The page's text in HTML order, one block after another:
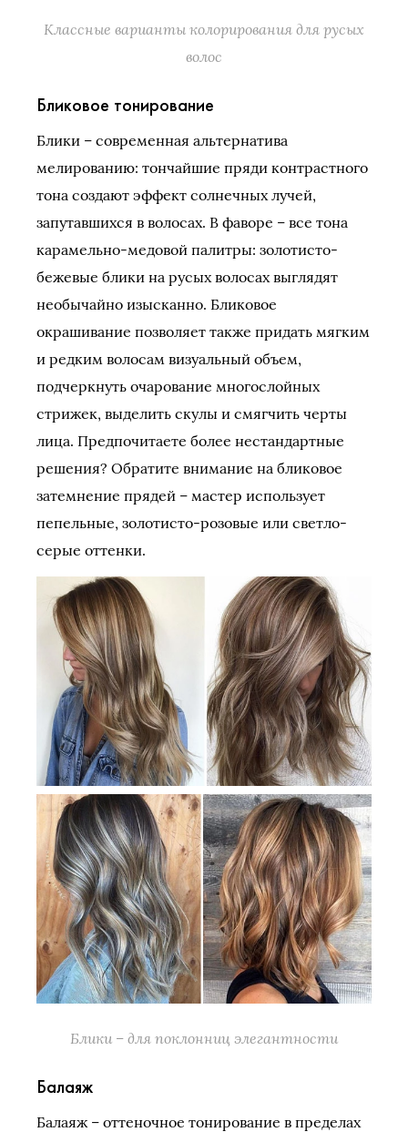
Классные варианты колорирования для русых
волос
Бликовое тонирование
Блики – современная альтернатива
мелированию: тончайшие пряди контрастного
тона создают эффект солнечных лучей,
запутавшихся в волосах. В фаворе – все тона
карамельно-медовой палитры: золотисто-
бежевые блики на русых волосах выглядят
необычайно изысканно. Бликовое
окрашивание позволяет также придать мягким
и редким волосам визуальный объем,
подчеркнуть очарование многослойных
стрижек, выделить скулы и смягчить черты
лица. Предпочитаете более нестандартные
решения? Обратите внимание на бликовое
затемнение прядей – мастер использует
пепельные, золотисто-розовые или светло-
серые оттенки.
Блики – для поклонниц элегантности
Балаяж
Балаяж – оттеночное тонирование в пределах